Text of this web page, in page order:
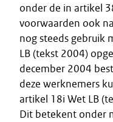
onder de in artikel
voorwaarden ook
nog steeds gebruik
LB (tekst 2004)
december 2004
deze werknemers
artikel 18i Wet LB
Dit betekent onder